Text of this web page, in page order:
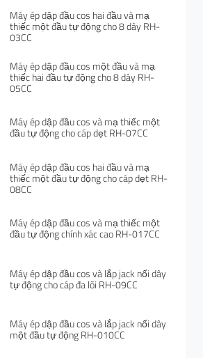
Máy ép dập đầu cos hai đầu và mạ
thiếc một đầu tự động cho 8 dây RH-
03CC
Máy ép dập đầu cos một đầu và mạ
thiếc hai đầu tự động cho 8 dây RH-
05CC
Máy ép dập đầu cos và mạ thiếc một
đầu tự động cho cáp dẹt RH-07CC
Máy ép dập đầu cos hai đầu và mạ
thiếc một đầu tự động cho cáp dẹt RH-
08CC
Máy ép dập đầu cos và mạ thiếc một
đầu tự động chính xác cao RH-017CC
Máy ép dập đầu cos và lắp jack nối dây
tự động cho cáp đa lõi RH-09CC
Máy ép dập đầu cos và lắp jack nối dây
một đầu tự động RH-010CC